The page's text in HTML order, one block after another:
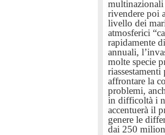
multinazionali
rivendere poi
livello dei
atmosferici
rapidamente
annuali,
molte specie
affrontare la
problemi,
in difficoltà i
accentuerà il
genere le
dai 250